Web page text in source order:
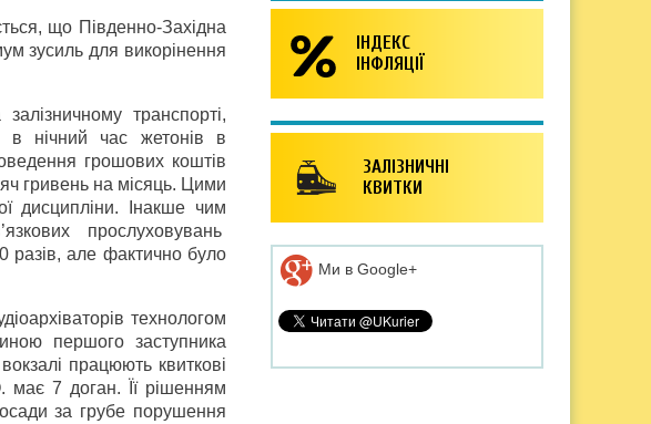
що Південно-Західна
зусиль для викорінення
транспорті,
в нічний час жетонів в
грошових коштів
гривень на місяць. Цими
дисципліни. Інакше чим
прослуховувань
разів, але фактично було
технологом
першого заступника
працюють квиткові
має 7 доган. Її рішенням
за грубе порушення
ІНДЕКС
ІНФЛЯЦІЇ
ЗАЛІЗНИЧНІ
КВИТКИ
Ми в Google+